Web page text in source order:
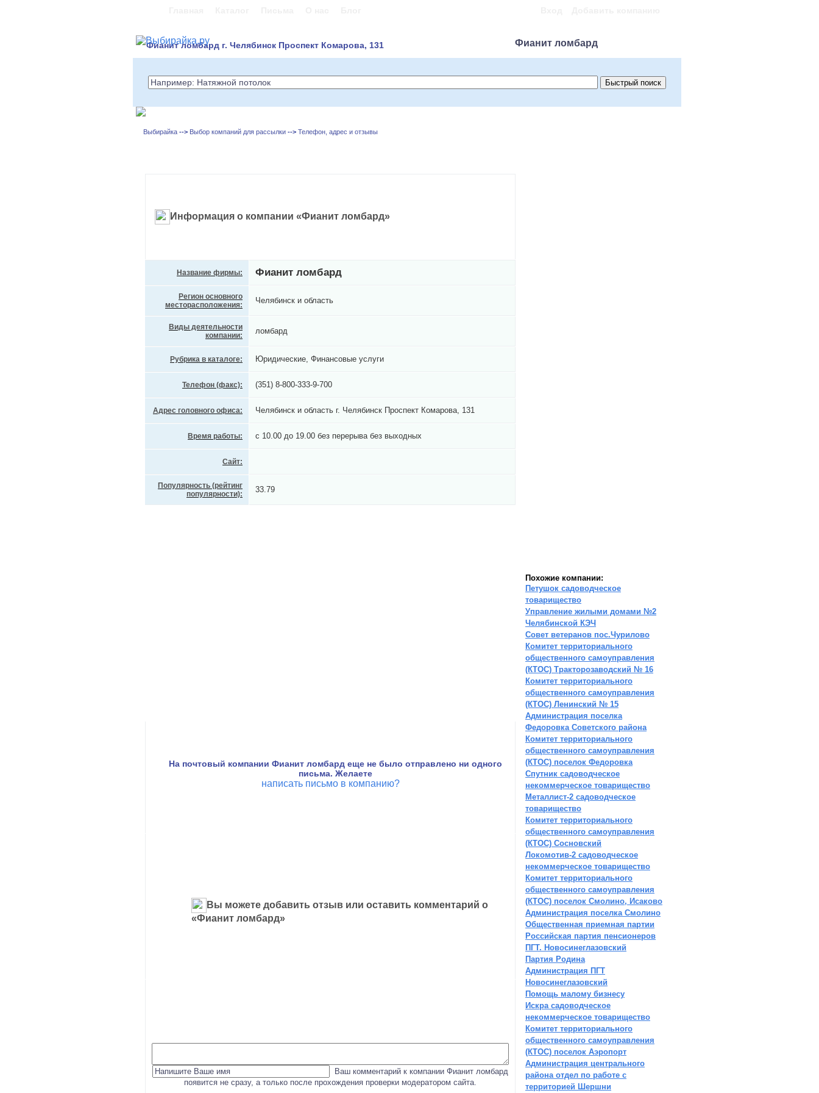
Фианит ломбард г. Челябинск Проспект Комарова, 131 Фианит ломбард
Выбирайка --> Выбор компаний для рассылки --> Телефон, адрес и отзывы
Информация о компании «Фианит ломбард»
Похожие компании:
Петушок садоводческое
товарищество
Управление жилыми домами №2
Челябинской КЭЧ
Совет ветеранов пос.Чурилово
Комитет территориального
общественного самоуправления
(КТОС) Тракторозаводский № 16
Комитет территориального
общественного самоуправления
(КТОС) Ленинский № 15
Администрация поселка
Федоровка Советского района
Комитет территориального
общественного самоуправления
(КТОС) поселок Федоровка
Спутник садоводческое
некоммерческое товарищество
Металлист-2 садоводческое
товарищество
Комитет территориального
общественного самоуправления
(КТОС) Сосновский
Локомотив-2 садоводческое
некоммерческое товарищество
Комитет территориального
общественного самоуправления
(КТОС) поселок Смолино, Исаково
Администрация поселка Смолино
Общественная приемная партии
Российская партия пенсионеров
ПГТ. Новосинеглазовский
Партия Родина
Администрация ПГТ
Новосинеглазовский
Помощь малому бизнесу
Искра садоводческое
некоммерческое товарищество
Комитет территориального
общественного самоуправления
(КТОС) поселок Аэропорт
Администрация центрального
района отдел по работе с
территорией Шершни
Название фирмы: Фианит ломбард
Регион основного
месторасположения:
Челябинск и область
Виды деятельности
компании:
ломбард
Рубрика в каталоге: Юридические, Финансовые услуги
Телефон (факс): (351) 8-800-333-9-700
Адрес головного офиса: Челябинск и область г. Челябинск Проспект Комарова, 131
Время работы: с 10.00 до 19.00 без перерыва без выходных
Сайт:
Популярность (рейтинг
популярности):
33.79
На почтовый компании Фианит ломбард еще не было отправлено ни одного
письма. Желаете
написать письмо в компанию?
Вы можете добавить отзыв или оставить комментарий о
«Фианит ломбард»
Ваш комментарий к компании Фианит ломбард
появится не сразу, а только после прохождения проверки модератором сайта.